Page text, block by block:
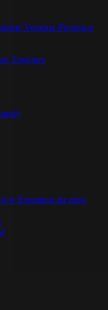
Ventoux Provence
Toujours
et formation du mois